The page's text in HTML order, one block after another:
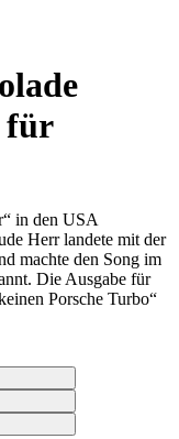
für
in den USA
Herr landete mit der
machte den Song im
Die Ausgabe für
Porsche Turbo“